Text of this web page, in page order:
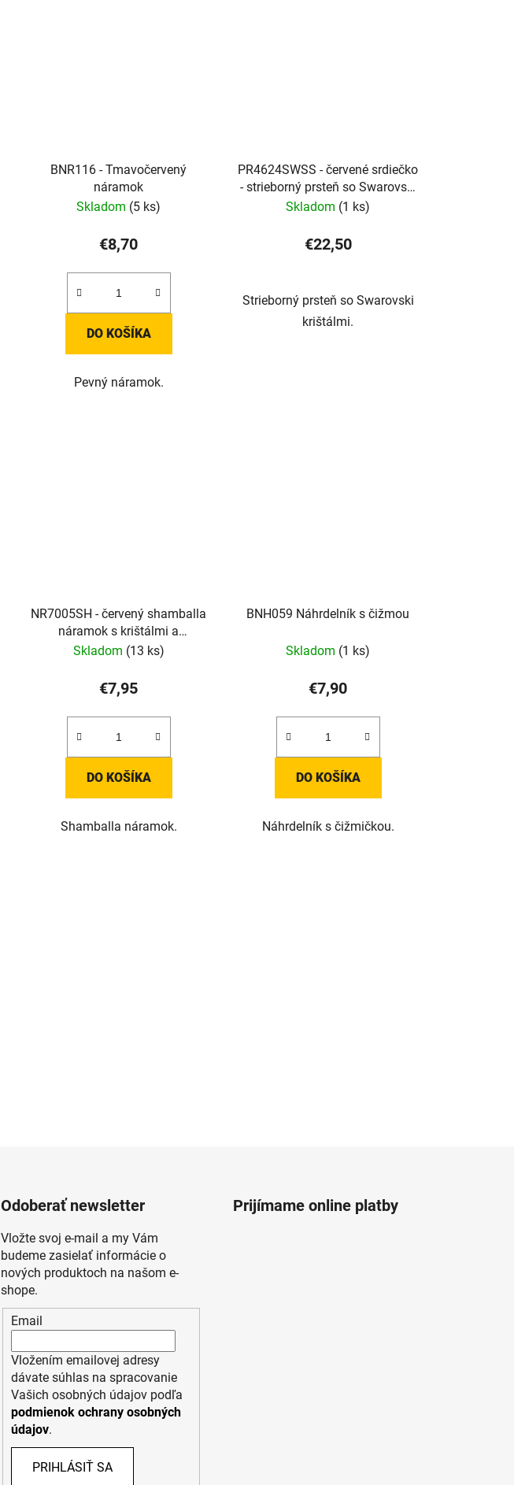
BNR116 - Tmavočervený
náramok
Skladom (5 ks)
€8,70
DO KOŠÍKA
Pevný náramok.
PR4624SWSS - červené srdiečko
- strieborný prsteň so Swarovski
krištálmi
Skladom (1 ks)
€22,50
Strieborný prsteň so Swarovski
krištálmi.
NR7005SH - červený shamballa
náramok s krištálmi a
hematitom
Skladom (13 ks)
€7,95
DO KOŠÍKA
Shamballa náramok.
BNH059 Náhrdelník s čižmou
Skladom (1 ks)
€7,90
DO KOŠÍKA
Náhrdelník s čižmičkou.
Odoberať newsletter
Vložte svoj e-mail a my Vám
budeme zasielať informácie o
nových produktoch na našom e-
shope.
Email
Vložením emailovej adresy
dávate súhlas na spracovanie
Vašich osobných údajov podľa
podmienok ochrany osobných
údajov.
PRIHLÁSIŤ SA
Prijímame online platby